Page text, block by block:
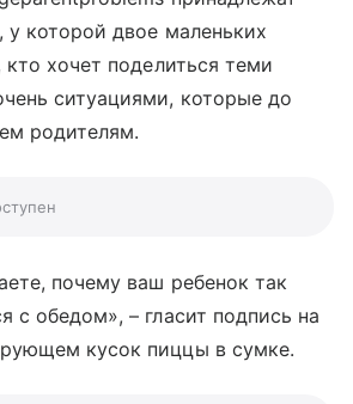
у которой двое маленьких
хочет поделиться теми
ситуациями, которые до
родителям.
почему ваш ребенок так
с обедом», – гласит подпись на
кусок пиццы в сумке.